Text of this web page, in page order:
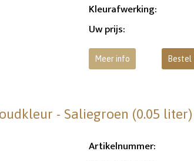
Kleurafwerking:
Uw prijs:
Meer info Bestel
- Saliegroen (0.05 liter)
Artikelnummer: